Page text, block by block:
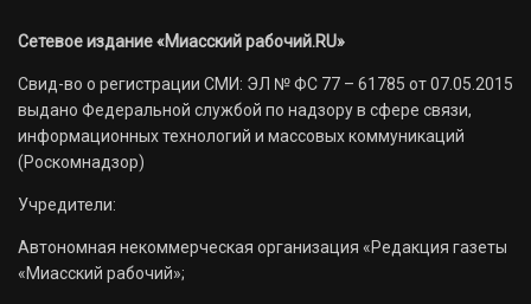
Сетевое издание «Миасский рабочий.RU»
Свид-во о регистрации СМИ: ЭЛ № ФС 77 – 61785 от 07.05.2015
выдано Федеральной службой по надзору в сфере связи,
информационных технологий и массовых коммуникаций
(Роскомнадзор)
Учредители:
Автономная некоммерческая организация «Редакция газеты
«Миасский рабочий»;